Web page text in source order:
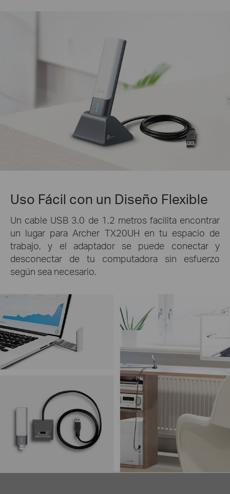
Uso Fácil con un Diseño Flexible
Un cable USB 3.0 de 1.2 metros facilita encontrar
un lugar para Archer TX20UH en tu espacio de
trabajo, y el adaptador se puede conectar y
desconectar de tu computadora sin esfuerzo
según sea necesario.